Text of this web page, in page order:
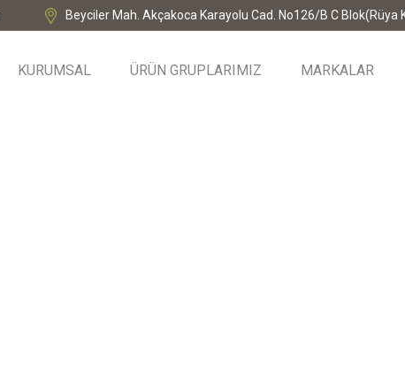
Beyciler Mah. Akçakoca Karayolu Cad. No126/B C
KURUMSAL ÜRÜN GRUPLARIMIZ MARKALAR